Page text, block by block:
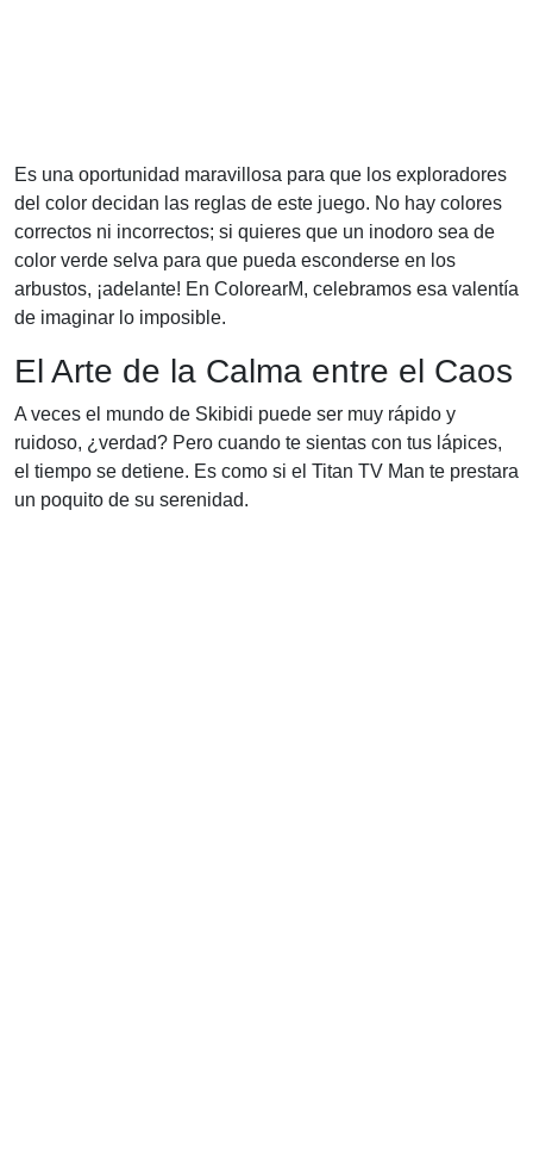
Es una oportunidad maravillosa para que los exploradores
del color decidan las reglas de este juego. No hay colores
correctos ni incorrectos; si quieres que un inodoro sea de
color verde selva para que pueda esconderse en los
arbustos, ¡adelante! En ColorearM, celebramos esa valentía
de imaginar lo imposible.
El Arte de la Calma entre el Caos
A veces el mundo de Skibidi puede ser muy rápido y
ruidoso, ¿verdad? Pero cuando te sientas con tus lápices,
el tiempo se detiene. Es como si el Titan TV Man te prestara
un poquito de su serenidad.